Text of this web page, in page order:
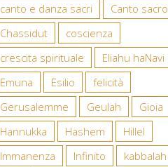
canto e danza sacri
Canto sacro
Chassidut
coscienza
crescita spirituale
Eliahu haNavi
Emuna
Esilio
felicità
Gerusalemme
Geulah
Gioia
Hannukka
Hashem
Hillel
Immanenza
Infinito
kabbalah